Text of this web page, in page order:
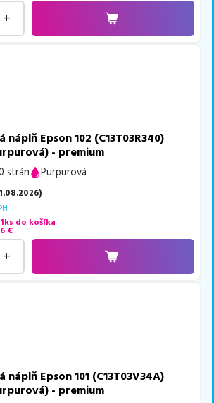
+
Epson 102 (C13T03R340)
- premium
strán
Purpurová
)
do košíka
€
+
Epson 101 (C13T03V34A)
- premium